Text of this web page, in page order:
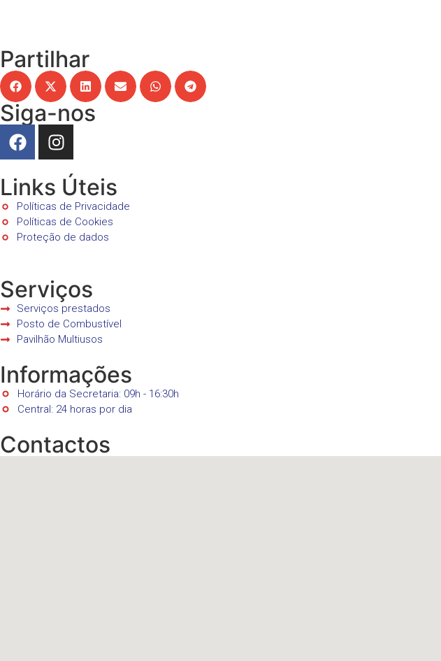
Partilhar
Siga-nos
Links Úteis
Políticas de Privacidade
Políticas de Cookies
Proteção de dados
Serviços
Serviços prestados
Posto de Combustível
Pavilhão Multiusos
Informações
Horário da Secretaria: 09h - 16:30h
Central: 24 horas por dia
Contactos